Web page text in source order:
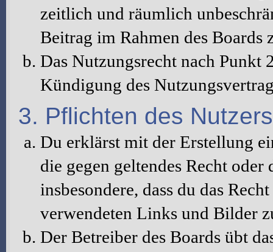
zeitlich und räumlich
Beitrag im Rahmen des Boards
Das Nutzungsrecht nach Punkt
Kündigung des
3. Pflichten des Nutzers
Du erklärst mit der Erstellung
die gegen geltendes Recht
insbesondere, dass du das
verwendeten Links und Bilder
Der Betreiber des Boards übt